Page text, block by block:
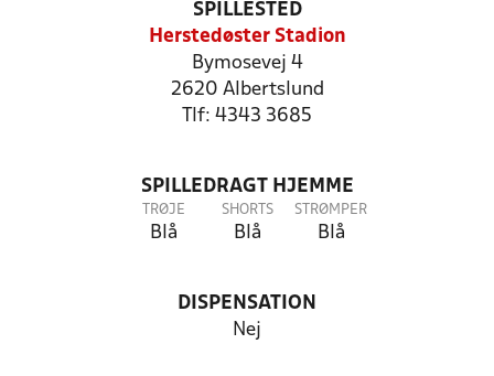
SPILLESTED
Herstedøster Stadion
Bymosevej 4
2620 Albertslund
Tlf: 4343 3685
SPILLEDRAGT HJEMME
TRØJE
Blå
SHORTS
Blå
STRØMPER
Blå
DISPENSATION
Nej